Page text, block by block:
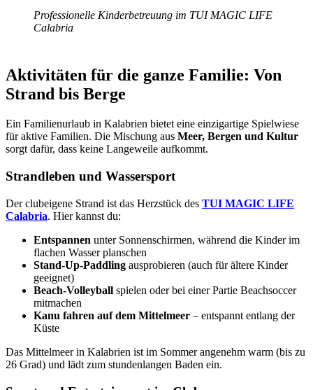
Professionelle Kinderbetreuung im TUI MAGIC LIFE
Calabria
Aktivitäten für die ganze Familie: Von
Strand bis Berge
Ein Familienurlaub in Kalabrien bietet eine einzigartige Spielwiese
für aktive Familien. Die Mischung aus Meer, Bergen und Kultur
sorgt dafür, dass keine Langeweile aufkommt.
Strandleben und Wassersport
Der clubeigene Strand ist das Herzstück des TUI MAGIC LIFE
Calabria. Hier kannst du:
Entspannen unter Sonnenschirmen, während die Kinder im
flachen Wasser planschen
Stand-Up-Paddling ausprobieren (auch für ältere Kinder
geeignet)
Beach-Volleyball spielen oder bei einer Partie Beachsoccer
mitmachen
Kanu fahren auf dem Mittelmeer – entspannt entlang der
Küste
Das Mittelmeer in Kalabrien ist im Sommer angenehm warm (bis zu
26 Grad) und lädt zum stundenlangen Baden ein.